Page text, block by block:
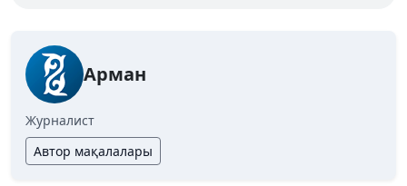
Арман
Журналист
Автор мақалалары